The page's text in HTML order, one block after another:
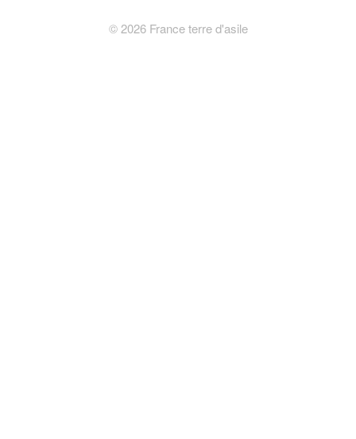
© 2026France terre d'asile